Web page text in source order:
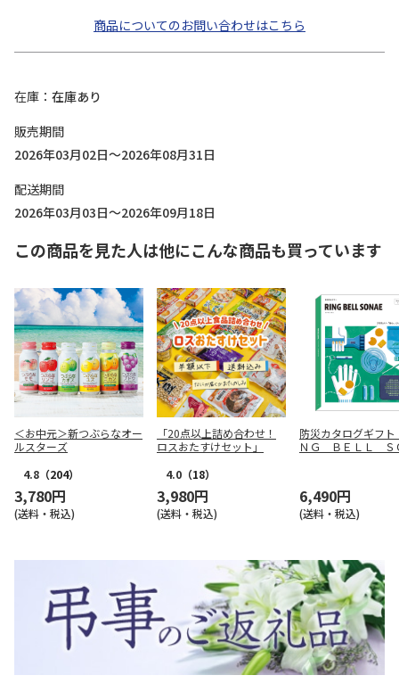
商品についてのお問い合わせはこちら
在庫
在庫あり
販売期間
2026年03月02日～2026年08月31日
配送期間
2026年03月03日～2026年09月18日
この商品を見た人は他にこんな商品も買っています
＜お中元＞新つぶらなオー
ルスターズ
4.8 （204）
3,780円
(送料・税込)
「20点以上詰め合わせ！
ロスおたすけセット」
4.0 （18）
3,980円
(送料・税込)
防災カタログギフ
ＮＧ ＢＥＬＬ Ｓ
6,490円
(送料・税込)